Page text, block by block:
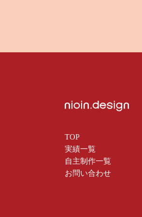
TOP
実績一覧
自主制作一覧
お問い合わせ